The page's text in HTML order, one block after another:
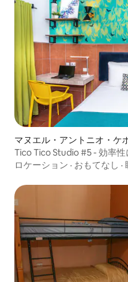
マヌエル・アントニオ・ケ
Tico Tico Studio #5 - 効率
ロケーション · おもてなし ·